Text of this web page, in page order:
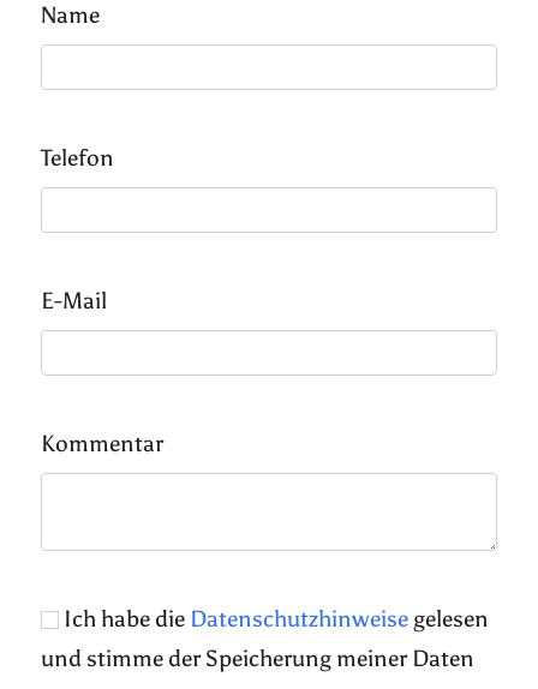
Name
Telefon
E-Mail
Kommentar
Ich habe die Datenschutzhinweise gelesen
und stimme der Speicherung meiner Daten